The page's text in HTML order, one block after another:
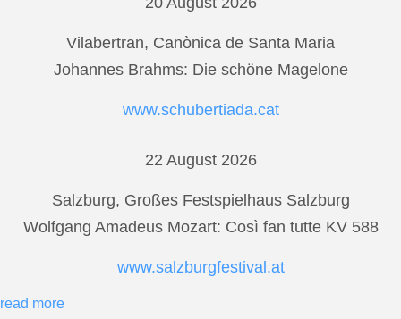
Vilabertran, Canònica de Santa Maria
Johannes Brahms: Die schöne Magelone
www.schubertiada.cat
22 August 2026
Salzburg, Großes Festspielhaus Salzburg
Wolfgang Amadeus Mozart: Così fan tutte KV 588
www.salzburgfestival.at
read more